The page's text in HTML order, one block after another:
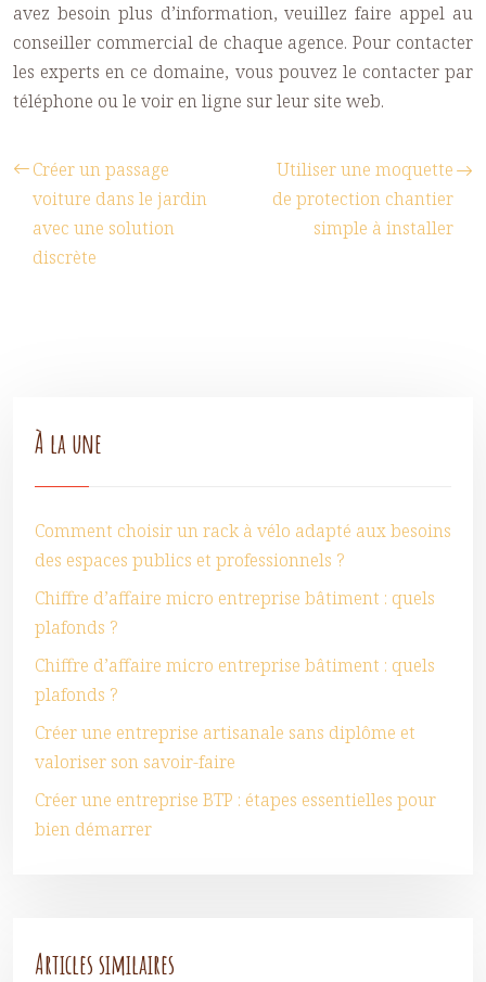
avez besoin plus d’information, veuillez faire appel au
conseiller commercial de chaque agence. Pour contacter
les experts en ce domaine, vous pouvez le contacter par
téléphone ou le voir en ligne sur leur site web.
Créer un passage
voiture dans le jardin
avec une solution
discrète
Utiliser une moquette
de protection chantier
simple à installer
À la une
Comment choisir un rack à vélo adapté aux besoins
des espaces publics et professionnels ?
Chiffre d’affaire micro entreprise bâtiment : quels
plafonds ?
Chiffre d’affaire micro entreprise bâtiment : quels
plafonds ?
Créer une entreprise artisanale sans diplôme et
valoriser son savoir-faire
Créer une entreprise BTP : étapes essentielles pour
bien démarrer
Articles similaires